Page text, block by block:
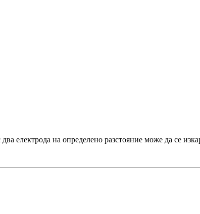
електрода на определено разстояние може да се